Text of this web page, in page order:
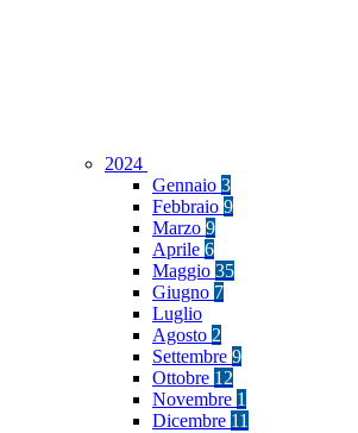
2024
Gennaio 3
Febbraio 9
Marzo 9
Aprile 6
Maggio 35
Giugno 7
Luglio
Agosto 2
Settembre 9
Ottobre 12
Novembre 1
Dicembre 11